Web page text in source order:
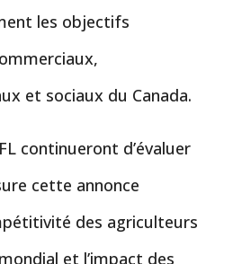
les objectifs
et sociaux du Canada.
continueront d’évaluer
cette annonce
des agriculteurs
et l’impact des